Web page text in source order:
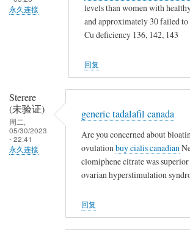
永久连接
levels than women with
and approximately 30 failed to
Cu deficiency 136, 142, 143
回复
Sterere
(未验证)
周二,
05/30/2023
- 22:41
永久连接
generic tadalafil canada
Are you concerned about
ovulation buy cialis canadian
clomiphene citrate was
ovarian hyperstimulation
回复